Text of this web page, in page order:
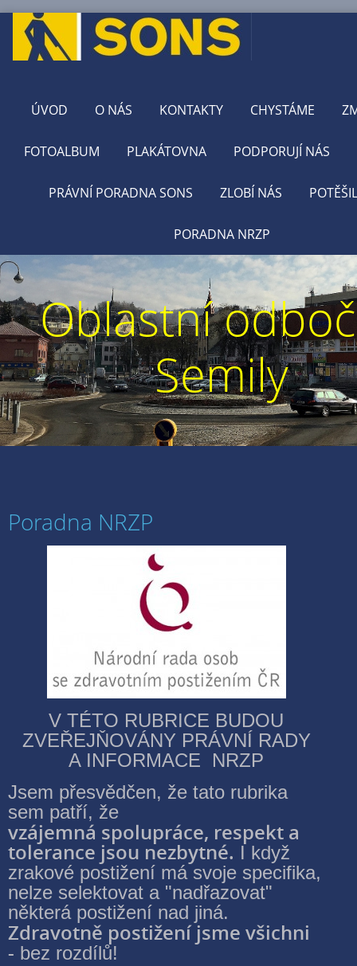
ÚVOD O NÁS KONTAKTY CHYSTÁME
FOTOALBUM PLAKÁTOVNA PODPORUJÍ NÁS
PRÁVNÍ PORADNA SONS ZLOBÍ NÁS
PORADNA NRZP
Oblastní
Semily
Poradna NRZP
V TÉTO RUBRICE BUDOU
ZVEŘEJŇOVÁNY PRÁVNÍ RADY
A INFORMACE NRZP
Jsem přesvědčen, že tato rubrika
sem patří, že
vzájemná spolupráce, respekt a
tolerance jsou nezbytné. I když
zrakové postižení má svoje specifika,
nelze selektovat a "nadřazovat"
některá postižení nad jiná.
Zdravotně postižení jsme všichni
- bez rozdílů!